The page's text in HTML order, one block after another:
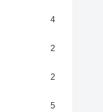
4
2
2
5